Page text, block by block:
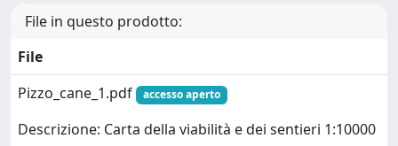
File in questo prodotto:
File
Pizzo_cane_1.pdf
accesso aperto
Descrizione: Carta della viabilità e dei sentieri 1:10000